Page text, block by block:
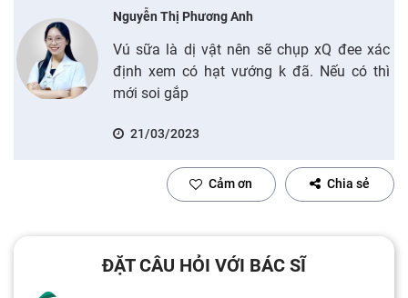
Nguyễn Thị Phương Anh
Vú sữa là dị vật nên sẽ chụp xQ đee xác
định xem có hạt vướng k đã. Nếu có thì
mới soi gắp
21/03/2023
Cảm ơn Chia sẻ
ĐẶT CÂU HỎI VỚI BÁC SĨ